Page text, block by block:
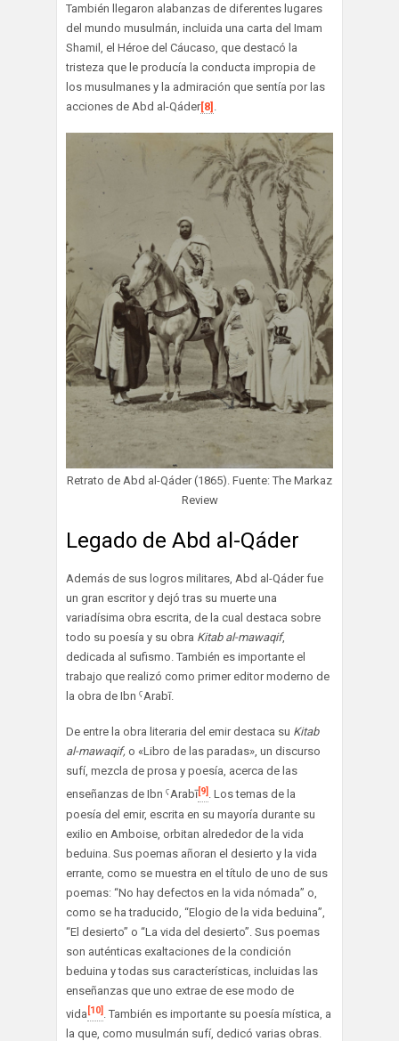
También llegaron alabanzas de diferentes lugares
del mundo musulmán, incluida una carta del Imam
Shamil, el Héroe del Cáucaso, que destacó la
tristeza que le producía la conducta impropia de
los musulmanes y la admiración que sentía por las
acciones de Abd al-Qáder[8]
Retrato de Abd al-Qáder (1865). Fuente: The Markaz
Review
Legado de Abd al-Qáder
Además de sus logros militares, Abd al-Qáder fue
un gran escritor y dejó tras su muerte una
variadísima obra escrita, de la cual destaca sobre
todo su poesía y su obra Kitab al-mawaqif,
dedicada al sufismo. También es importante el
trabajo que realizó como primer editor moderno de
la obra de Ibn ˁArabī.
De entre la obra literaria del emir destaca su Kitab
al-mawaqif, o «Libro de las paradas», un discurso
sufí, mezcla de prosa y poesía, acerca de las
enseñanzas de Ibn ˁArabī[9] . Los temas de la
poesía del emir, escrita en su mayoría durante su
exilio en Amboise, orbitan alrededor de la vida
beduina. Sus poemas añoran el desierto y la vida
errante, como se muestra en el título de uno de sus
poemas: “No hay defectos en la vida nómada” o,
como se ha traducido, “Elogio de la vida beduina”,
“El desierto” o “La vida del desierto”. Sus poemas
son auténticas exaltaciones de la condición
beduina y todas sus características, incluidas las
enseñanzas que uno extrae de ese modo de
vida [10]
. También es importante su poesía mística, a
la que, como musulmán sufí, dedicó varias obras.